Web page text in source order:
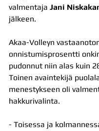
valmentaja Jani
jälkeen.
Akaa-Volleyn
onnistumisprosentti
pudonnut niin alas kuin
Toinen avaintekijä
menestykseen oli
hakkurivalinta.
- Toisessa ja